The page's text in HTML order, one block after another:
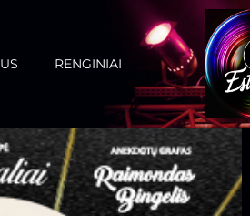
RENGINIAI